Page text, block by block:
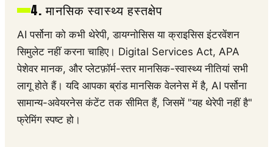
4. मानसिक स्वास्थ्य हस्तक्षेप
AI पर्सोना को कभी थेरेपी, डायग्नोसिस या क्राइसिस इंटरवेंशन
सिमुलेट नहीं करना चाहिए। Digital Services Act, APA
पेशेवर मानक, और प्लेटफ़ॉर्म-स्तर मानसिक-स्वास्थ्य नीतियां सभी
लागू होते हैं। यदि आपका ब्रांड मानसिक वेलनेस में है, AI पर्सोना
सामान्य-अवेयरनेस कंटेंट तक सीमित हैं, जिसमें "यह थेरेपी नहीं है"
फ्रेमिंग स्पष्ट हो।